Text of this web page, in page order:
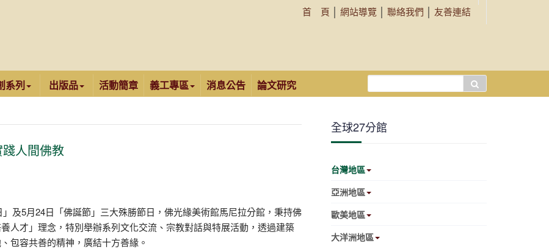
首 頁 網站導覽 聯絡我們 友善連結
系列 出版品 活動簡章 義工專區 消息公告 論文研究
尋...
人間佛教
及5月24日「佛誕節」三大殊勝節日，佛光緣美術館馬尼拉分館，秉持佛
人才」理念，特別舉辦系列文化交流、宗教對話與特展活動，透過建築
包容共善的精神，廣結十方善緣。
全球27分館
台灣地區
亞洲地區
歐美地區
大洋洲地區